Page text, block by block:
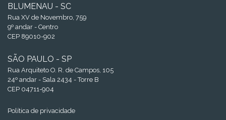
BLUMENAU - SC
Rua XV de Novembro, 759
9º andar - Centro
CEP 89010-902
SÃO PAULO - SP
Rua Arquiteto O. R. de Campos, 105
24º andar - Sala 2434 - Torre B
CEP 04711-904
Política de privacidade